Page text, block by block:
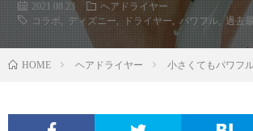
2021.08.23
ヘアドライヤー
コラボ
ディズニー ドライヤー パワフル ,過去
HOME ヘアドライヤー 小さくてもパワフ